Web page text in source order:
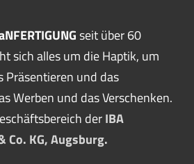
seit über 60
sich alles um die Haptik, um
Präsentieren und das
Werben und das Verschenken.
derIBA
Co. KG, Augsburg.